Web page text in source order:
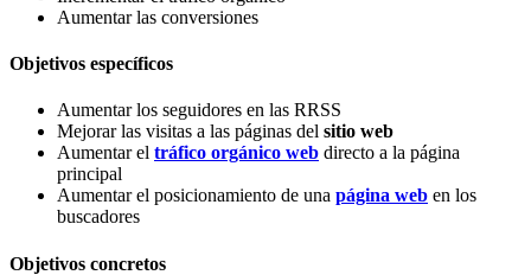
Aumentar las conversiones
Objetivos específicos
Aumentar los seguidores en las RRSS
Mejorar las visitas a las páginas del sitio web
Aumentar el tráfico orgánico web directo a la página
principal
Aumentar el posicionamiento de una página web en los
buscadores
Objetivos concretos